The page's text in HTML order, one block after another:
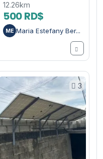
12.26km
500 RD$
ME Maria Estefany Ber...
3